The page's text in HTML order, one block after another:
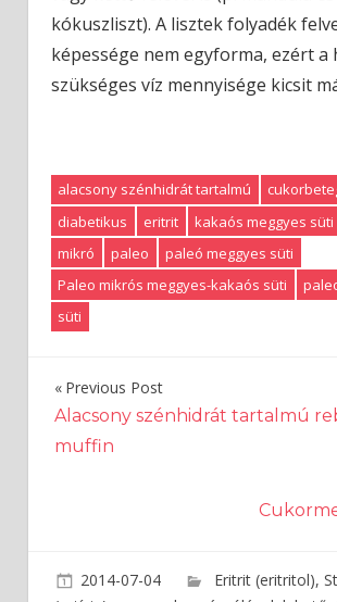
kókuszliszt). A lisztek folyadék
képessége nem egyforma, ezért a
szükséges víz mennyisége kicsit
alacsony szénhidrát tartalmú
diabetikus
eritrit kakaós meggyes süti
mikró
paleo
paleó meggyes süti
Paleo mikrós meggyes-kakaós süti
süti
Bejegyzés
navigáció
Previous Post
Alacsony szénhidrát tartalmú
muffin
2014-07-04 admin
Eritrit (eritritol),